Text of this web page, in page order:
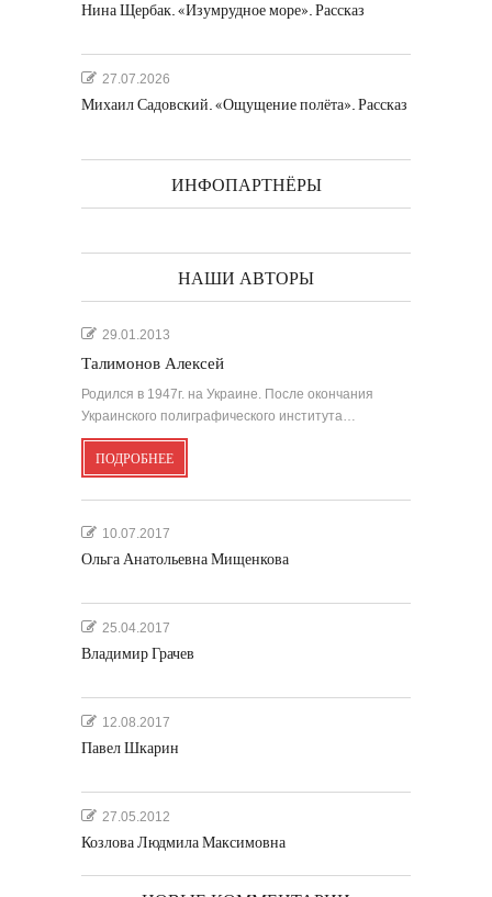
Нина Щербак. «Изумрудное море». Рассказ
27.07.2026
Михаил Садовский. «Ощущение полёта». Рассказ
ИНФОПАРТНЁРЫ
НАШИ АВТОРЫ
29.01.2013
Талимонов Алексей
Родился в 1947г. на Украине. После окончания
Украинского полиграфического института…
ПОДРОБНЕЕ
10.07.2017
Ольга Анатольевна Мищенкова
25.04.2017
Владимир Грачев
12.08.2017
Павел Шкарин
27.05.2012
Козлова Людмила Максимовна